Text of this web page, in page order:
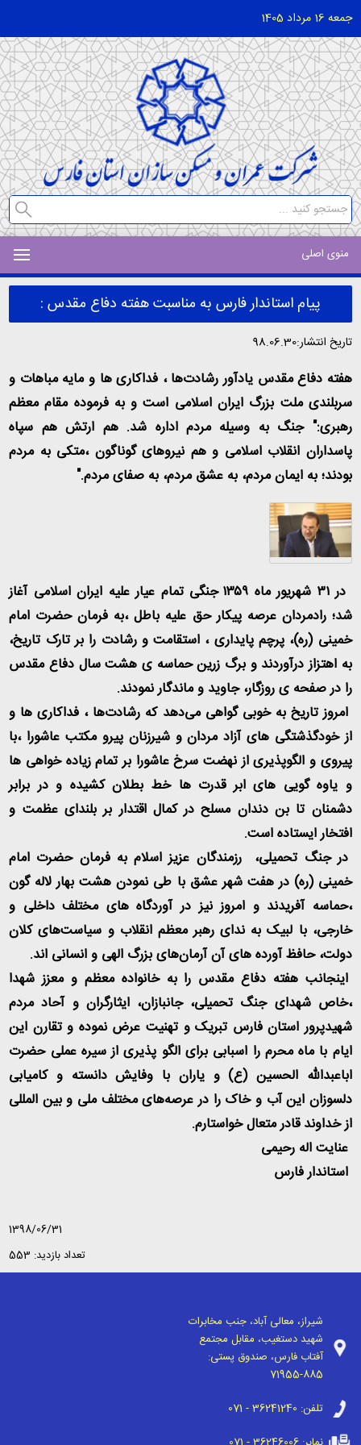
جمعه 16 مرداد 1405
منوی اصلی
پیام استاندار فارس به مناسبت هفته دفاع مقدس :
تاریخ انتشار:98.06.30
هفته دفاع مقدس یادآور رشادت‌ها ، فداکاری ها و مایه مباهات و
سربلندی ملت بزرگ ایران اسلامی است و به فرموده مقام معظم
رهبری:" جنگ به وسیله مردم اداره شد. هم ارتش هم سپاه
پاسداران انقلاب اسلامی و هم نیروهای گوناگون ،متکی به مردم
بودند؛ به ایمان مردم، به عشق مردم، به صفای مردم."
در ۳۱ شهریور ماه ۱۳۵۹ جنگی تمام عیار علیه ایران اسلامی آغاز
شد؛ رادمردان عرصه پیکار حق علیه باطل ،به فرمان حضرت امام
خمینی (ره)، پرچم پایداری ، استقامت و رشادت را بر تارک تاریخ،
به اهتزاز درآوردند و برگ زرین حماسه ی هشت سال دفاع مقدس
را در صفحه ی روزگار، جاوید و ماندگار نمودند.
امروز تاریخ به خوبی گواهی می‌دهد که رشادت‌ها ، فداکاری ها و
از خودگذشتگی های آزاد مردان و شیرزنان پیرو مکتب عاشورا ،با
پیروی و الگوپذیری از نهضت سرخ عاشورا بر تمام زیاده خواهی ها
و یاوه گویی های ابر قدرت ها خط بطلان کشیده و در برابر
دشمنان تا بن دندان مسلح در کمال اقتدار بر بلندای عظمت و
افتخار ایستاده است.
در جنگ تحمیلی، رزمندگان عزیز اسلام به فرمان حضرت امام
خمینی (ره) در هفت شهر عشق با طی نمودن هشت بهار لاله گون
،حماسه آفریدند و امروز نیز در آوردگاه های مختلف داخلی و
خارجی، با لبیک به ندای رهبر معظم انقلاب و سیاست‌های کلان
دولت، حافظ آورده های آن آرمان‌های بزرگ الهی و انسانی اند.
اینجانب هفته دفاع مقدس را به خانواده معظم و معزز شهدا
،خاص شهدای جنگ تحمیلی، جانبازان، ایثارگران و آحاد مردم
شهیدپرور استان فارس تبریک و تهنیت عرض نموده و تقارن این
ایام با ماه محرم را اسبابی برای الگو پذیری از سیره عملی حضرت
اباعبدالله الحسین (ع) و یاران با وفایش دانسته و کامیابی
دلسوزان این آب و خاک را در عرصه‌های مختلف ملی و بین المللی
از خداوند قادر متعال خواستارم.
عنایت اله رحیمی
استاندار فارس
1398/06/31
تعداد بازدید: 553
شیراز، معالی آباد، جنب مخابرات
شهید دستغیب، مقابل مجتمع
آفتاب فارس، صندوق پستی:
71955-885
تلفن: 071 - 36241240